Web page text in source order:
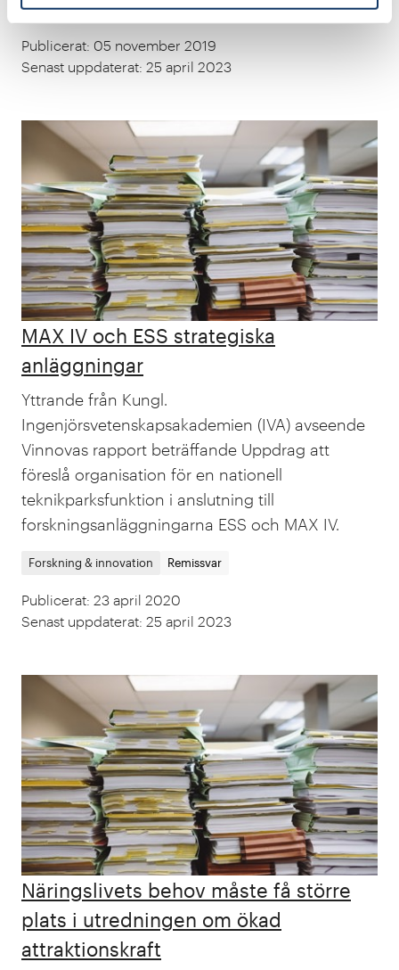
Forskning & innovation Remissvar
Publicerat: 05 november 2019
Senast uppdaterat: 25 april 2023
MAX IV och ESS strategiska
anläggningar
Yttrande från Kungl.
Ingenjörsvetenskapsakademien (IVA) avseende
Vinnovas rapport beträffande Uppdrag att
föreslå organisation för en nationell
teknikparksfunktion i anslutning till
forskningsanläggningarna ESS och MAX IV.
Forskning & innovation Remissvar
Publicerat: 23 april 2020
Senast uppdaterat: 25 april 2023
Näringslivets behov måste få större
plats i utredningen om ökad
attraktionskraft